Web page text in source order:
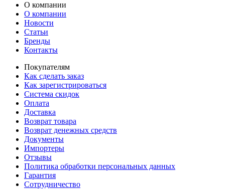
О компании
О компании
Новости
Статьи
Бренды
Контакты
Покупателям
Как сделать заказ
Как зарегистрироваться
Система скидок
Оплата
Доставка
Возврат товара
Возврат денежных средств
Документы
Импортеры
Отзывы
Политика обработки персональных данных
Гарантия
Сотрудничество